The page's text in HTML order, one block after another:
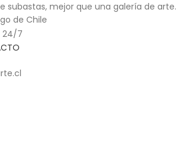
subastas, mejor que una galería de arte.
de Chile
24/7